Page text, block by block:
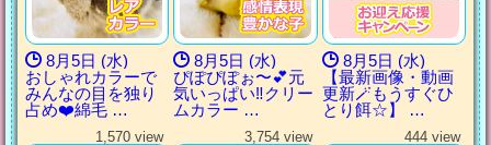
8月5日 (水)
おしゃれカラーで
みんなの目を独り
占め❤️綿毛 …
8月5日 (水)
ぴぽぴぽぉ〜💕元
気いっぱい‼︎クリー
ムカラー …
8月5日 (水)
【最新画像・動画
更新🪄もうすぐひ
とり餌‪☆】 …
1,570 view 3,754 view 444 view